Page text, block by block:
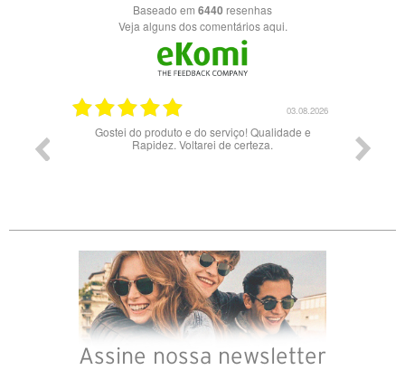
Baseado em 6440 resenhas
Veja alguns dos comentários aqui.
03.08.2026
produto e do serviço! Qualidade e
Voltarei de certeza.
Assine nossa newsletter